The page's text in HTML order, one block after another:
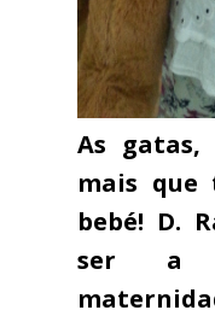
As
mais que
bebé! D.
ser a